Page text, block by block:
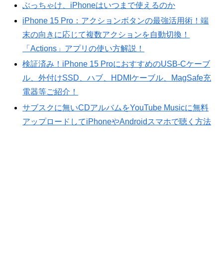
ぶっちゃけ、iPhoneはいつまで使えるのか
iPhone 15 Pro：アクションボタンの最強活用術！端
末の向きに応じて複数アクションを自動切換！
「Actions」アプリの使い方解説！
検証済み！iPhone 15 ProにおすすめのUSB-Cケーブ
ル、外付けSSD、ハブ、HDMIケーブル、MagSafe充
電器等ご紹介！
サブスクに無いCDアルバムをYouTube Musicに無料
アップロードしてiPhoneやAndroidスマホで聴く方法